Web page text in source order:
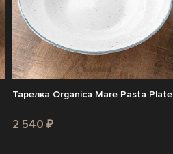
Тарелка Organica Mare Pasta Plate
2 540 ₽